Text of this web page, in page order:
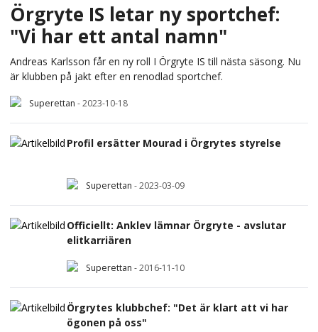
Örgryte IS letar ny sportchef:
"Vi har ett antal namn"
Andreas Karlsson får en ny roll I Örgryte IS till nästa säsong. Nu
är klubben på jakt efter en renodlad sportchef.
Superettan -2023-10-18
Profil ersätter Mourad i Örgrytes styrelse
Superettan -2023-03-09
Officiellt: Anklev lämnar Örgryte - avslutar
elitkarriären
Superettan -2016-11-10
Örgrytes klubbchef: "Det är klart att vi har
ögonen på oss"